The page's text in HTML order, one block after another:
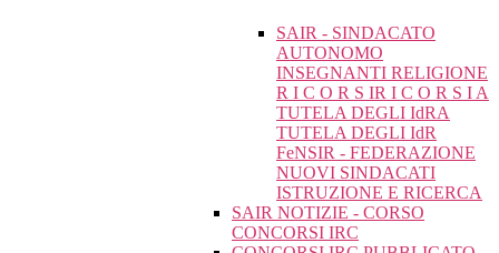
SAIR - SINDACATO
AUTONOMO
INSEGNANTI RELIGIONE
R I C O R S IR I C O R S I A
TUTELA DEGLI IdRA
TUTELA DEGLI IdR
FeNSIR - FEDERAZIONE
NUOVI SINDACATI
ISTRUZIONE E RICERCA
SAIR NOTIZIE - CORSO
CONCORSI IRC